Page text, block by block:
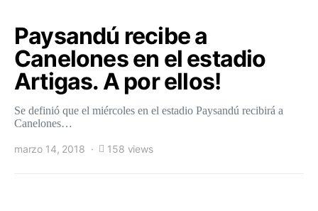
Paysandú recibe a
Canelones en el estadio
Artigas. A por ellos!
Se definió que el miércoles en el estadio Paysandú recibirá a
Canelones…
marzo 14, 2018 158 views